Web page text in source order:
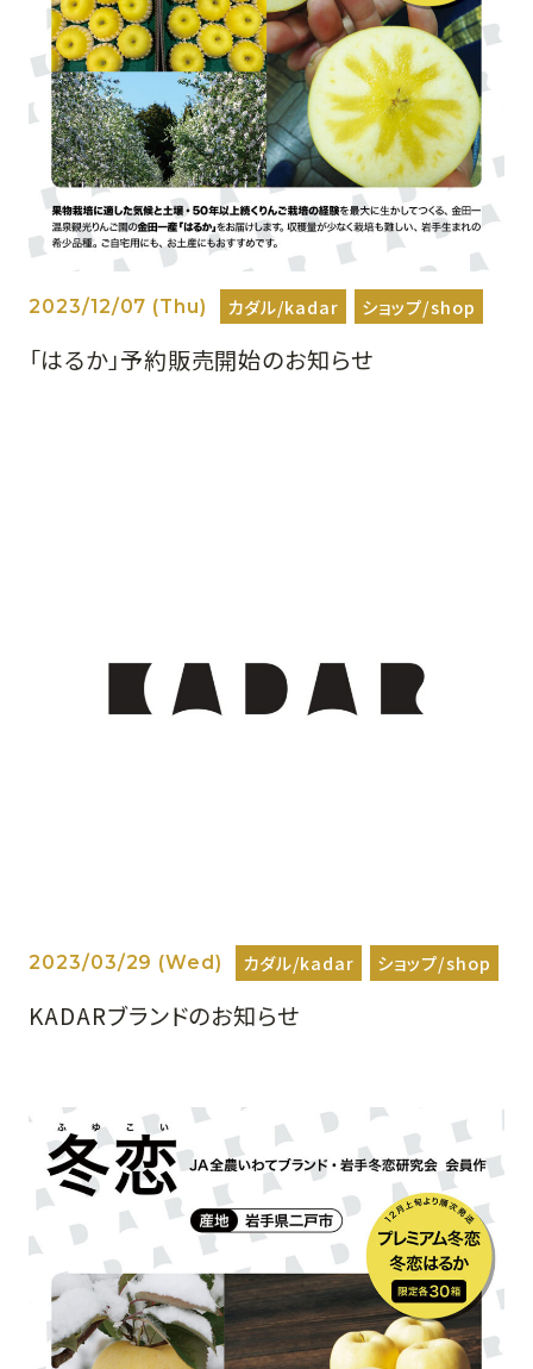
2023/12/07 (Thu) カダル/kadar ショップ/shop
「はるか」予約販売開始のお知らせ
2023/03/29 (Wed) カダル/kadar ショップ/shop
KADARブランドのお知らせ